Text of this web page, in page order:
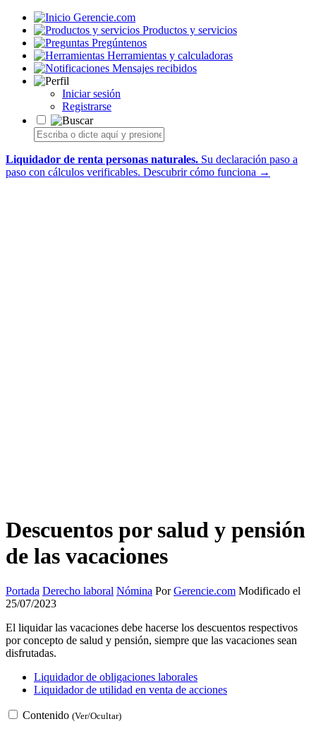
Gerencie.com
Productos y servicios
Pregúntenos
Herramientas y calculadoras
Mensajes recibidos
Iniciar sesión
Registrarse
Liquidador de renta personas naturales. Su declaración paso a
paso con cálculos verificables. Descubrir cómo funciona →
Descuentos por salud y pensión
de las vacaciones
Portada Derecho laboral Nómina PorGerencie.com Modificado el
25/07/2023
El liquidar las vacaciones debe hacerse los descuentos respectivos
por concepto de salud y pensión, siempre que las vacaciones sean
disfrutadas.
Liquidador de obligaciones laborales
Liquidador de utilidad en venta de acciones
Contenido (Ver/Ocultar)